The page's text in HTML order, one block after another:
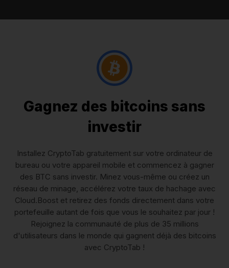
Gagnez des bitcoins sans
investir
Installez CryptoTab gratuitement sur votre ordinateur de
bureau ou votre appareil mobile et commencez à gagner
des BTC sans investir. Minez vous-même ou créez un
réseau de minage, accélérez votre taux de hachage avec
Cloud.Boost et retirez des fonds directement dans votre
portefeuille autant de fois que vous le souhaitez par jour !
Rejoignez la communauté de plus de 35 millions
d'utilisateurs dans le monde qui gagnent déjà des bitcoins
avec CryptoTab !